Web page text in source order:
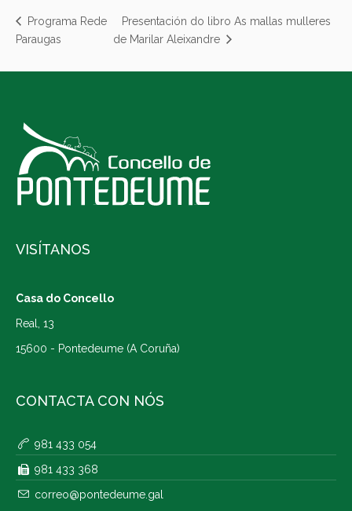
Programa Rede
Paraugas
Presentación do libro As mallas mulleres
de Marilar Aleixandre
VISÍTANOS
Casa do Concello
Real, 13
15600 - Pontedeume (A Coruña)
CONTACTA CON NÓS
981 433 054
981 433 368
correo@pontedeume.gal